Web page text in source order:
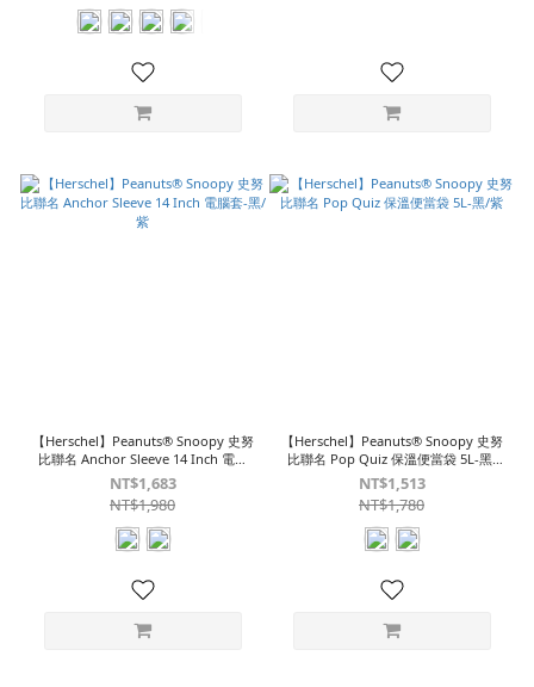
【Herschel】Peanuts® Snoopy 史努
比聯名 Anchor Sleeve 14 Inch 電腦
套-黑/紫
NT$1,683
NT$1,980
【Herschel】Peanuts® Snoopy 史努
比聯名 Pop Quiz 保溫便當袋 5L-黑/
紫
NT$1,513
NT$1,780